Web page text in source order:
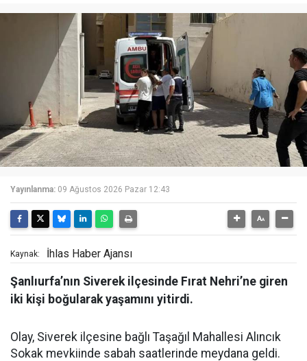
Yayınlanma: 09 Ağustos 2026 Pazar 12:43
Kaynak: İhlas Haber Ajansı
Şanlıurfa’nın Siverek ilçesinde Fırat Nehri’ne giren
iki kişi boğularak yaşamını yitirdi.
Olay, Siverek ilçesine bağlı Taşağıl Mahallesi Alıncık
Sokak mevkiinde sabah saatlerinde meydana geldi.